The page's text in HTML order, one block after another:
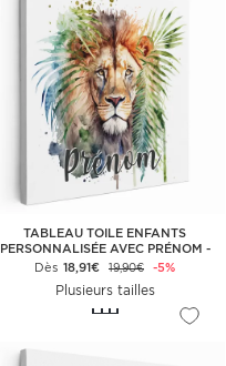
TABLEAU TOILE ENFANTS
PERSONNALISÉE AVEC PRÉNOM -
LION
Dès 18,91€ 19,90€ -5%
Plusieurs tailles